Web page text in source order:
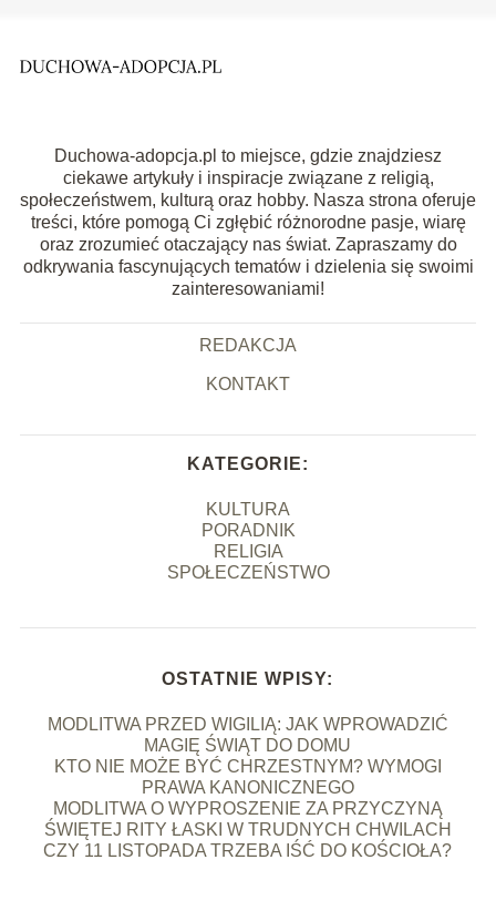
Duchowa-adopcja.pl to miejsce, gdzie znajdziesz
ciekawe artykuły i inspiracje związane z religią,
społeczeństwem, kulturą oraz hobby. Nasza strona oferuje
treści, które pomogą Ci zgłębić różnorodne pasje, wiarę
oraz zrozumieć otaczający nas świat. Zapraszamy do
odkrywania fascynujących tematów i dzielenia się swoimi
zainteresowaniami!
REDAKCJA
KONTAKT
KATEGORIE:
KULTURA
PORADNIK
RELIGIA
SPOŁECZEŃSTWO
OSTATNIE WPISY:
MODLITWA PRZED WIGILIĄ: JAK WPROWADZIĆ
MAGIĘ ŚWIĄT DO DOMU
KTO NIE MOŻE BYĆ CHRZESTNYM? WYMOGI
PRAWA KANONICZNEGO
MODLITWA O WYPROSZENIE ZA PRZYCZYNĄ
ŚWIĘTEJ RITY ŁASKI W TRUDNYCH CHWILACH
CZY 11 LISTOPADA TRZEBA IŚĆ DO KOŚCIOŁA?